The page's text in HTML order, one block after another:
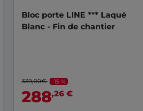
Bloc porte LINE *** Laqué
Blanc - Fin de chantier
339,00€ -15 %
288,26 €